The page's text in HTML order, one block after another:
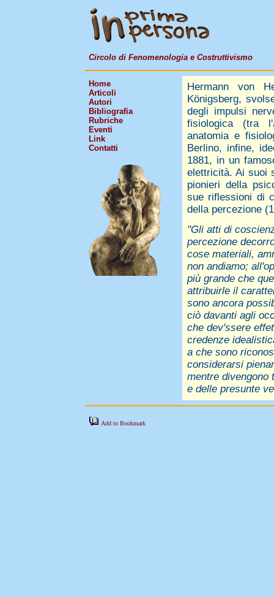
Circolo di Fenomenologia e Costruttivismo
Home
Articoli
Autori
Bibliografia
Rubriche
Eventi
Link
Contatti
Hermann von
Königsberg,
degli impulsi
fisiologica (tra
anatomia e
Berlino, infine,
1881, in un
elettricità. Ai suoi
pionieri della
sue riflessioni di
della percezione
"Gli atti di
percezione
cose materiali,
non andiamo;
più grande che
attribuirle il
sono ancora
ciò davanti agli
che dev'ssere
credenze
a che sono
considerarsi
mentre divengono
e delle presunte
Add to Bookmark